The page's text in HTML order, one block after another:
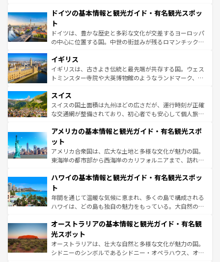
せる。地方によって風土や気候が異なるスペインはその個
ンテンツ一覧 を参照してほしい。
で、幅広い魅力が詰まっている。華麗な宮殿、歴史的な大
聖堂、美しいビーチ、そして豊かな自然が、訪れる者を心
から魅了する。また、フランスは美食の国としても知ら
れ、フランス料理はユネスコ無形文化遺産にも登録されて
香り高いラベンダー畑など、多彩な楽しみ方が可能だ。さ
らに、パリ以外の地域にも魅力が溢れており、どの街角に
も豊かな歴史と文化が息づいている。パリ以外の個性あふ
を参照してほしい。
ドイツの基本情報と観光ガイド・有名観光スポッ
ト
ドイツは、豊かな歴史と多彩な文化が交差するヨーロッパ
の中心に位置する国。中世の街並みが残るロマンチック街
顔を持つこの国は、どこを歩いても飽きることがない。ベ
ルリンの文化的活気、バイエルン州のアルプスの絶景、そ
してライン川沿いのワイン畑といった風景は必見。ビール
は、お酒好きな人にはぜひ体験してほしい。 なお、新着の
ドイツ情報はコンテンツ一覧を参照してほしい。
イギリス
イギリスは、古きよき伝統と最先端が共存する国。ウェス
トミンスター寺院や大英博物館のようなランドマーク、歴
リアごとに異なる魅力がある。また、優雅なアフタヌーン
ティー、ビール好きにはたまらない英国パブ、サッカー観
戦など、本場だからこそできる体験も豊富。イギリスを旅
ンツ一覧を参照してほしい。
スイス
スイスの国土面積は九州ほどの広さだが、運行時刻が正確
な交通網が整備されており、初心者でも安心して個人旅行
の建物がそのまま残る町や、スイスならではのユニークな
博物館もあり、アルプス観光だけでなく町歩きも満喫する
ことができる。国民の所得が高いため物価も高いが、旅行
者向けの交通パス提供のサービスもあり、うまく活用すれ
着のスイス情報はコンテンツ一覧を参照してほしい。
アメリカの基本情報と観光ガイド・有名観光スポ
ット
アメリカ合衆国は、広大な土地と多様な文化が魅力の国。
東海岸の都市部から西海岸のカリフォルニアまで、訪れる
のような巨大都市は、観光、ショッピング、エンターテイ
ンメントが詰まった刺激的なスポットだ。一方、アメリカ
西部には大自然が広がり、グランドキャニオンやイエロー
ストーン国立公園といった絶景が堪能できる。さらに、南
文化が魅力。旅行者はアメリカの各地域で異なる魅力を楽
しみながら、その多様性と豊かな歴史を感じることができ
るだろう。車でのロードトリップや列車の旅も、アメリカ
ならではの贅沢な旅のスタイルだ。 なお、新着のアメリカ
情報は コンテンツ一覧 を参照してほしい。
ハワイの基本情報と観光ガイド・有名観光スポッ
ト
年間を通じて温暖な気候に恵まれ、多くの島で構成される
ハワイは、どの島も独自の魅力をもっている。大自然の神
ワイ島は見逃せない。また、定番の観光地といえばオアフ
島だが、静かな自然を求めるならマウイ島やカウアイ島が
おすすめ。エメラルドグリーンに輝く海をはじめ、豊かな
文化や歴史が息づいている。「アロハスピリット」と呼ば
オーストラリアの基本情報と観光ガイド・有名観
光スポット
オーストラリアは、壮大な自然と多様な文化が魅力の国。
シドニーのシンボルであるシドニー・オペラハウス、オー